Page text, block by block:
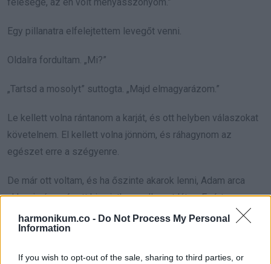
harmonikum.co - Do Not Process My Personal
Information
If you wish to opt-out of the sale, sharing to third parties, or
Egy pillanatra elfelejtettem levegőt venni.
Oldalra fordultam. „Mi?”
„Tartsd a mosolyt” suttogta. „Majd elmagyarázom.”
Le kellett volna rántanom a karját, és ott helyben válaszokat
követelnem. El kellett volna jönnöm, és ráhagynom az
egészet erre a szégyenre.
De már ott voltam, és ha őszinte akarok lenni, Adam arca
akkor is úgy nézett ki, mintha szellemet látna. Ezért
mosolyogtam.